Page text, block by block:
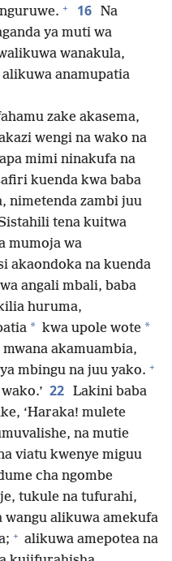
+ 16 Na
ya muti wa
wanakula,
anamupatia
zake akasema,
wengi na wako na
mimi ninakufa na
kuenda kwa baba
nimetenda zambi juu
tena kuitwa
mumoja wa
akaondoka na kuenda
angali mbali, baba
huruma,
* kwa upole wote *
akamuambia,
mbingu na juu yako. +
22 Lakini baba
‘Haraka! mulete
na mutie
viatu kwenye miguu
cha ngombe
tukule na tufurahi,
wangu alikuwa amekufa
+ alikuwa amepotea na